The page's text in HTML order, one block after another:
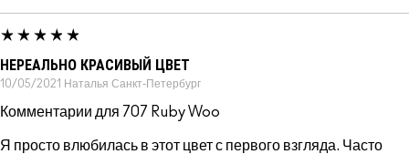
НЕРЕАЛЬНО КРАСИВЫЙ ЦВЕТ
10/05/2021 Наталья Санкт-Петербург
Комментарии для 707 Ruby Woo
Я просто влюбилась в этот цвет с первого взгляда. Часто